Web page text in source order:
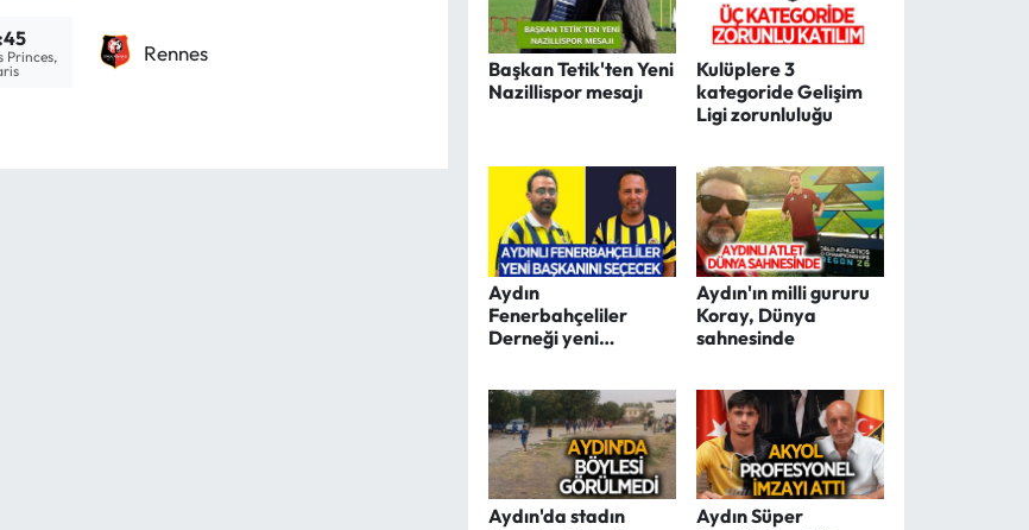
Princes,
Rennes
Başkan Tetik'ten Yeni
Nazillispor mesajı
Kulüplere 3
kategoride Gelişim
Ligi zorunluluğu
Aydın
Fenerbahçeliler
Derneği yeni
Aydın'ın milli gururu
Koray, Dünya
sahnesinde
Aydın'da stadın
Aydın Süper